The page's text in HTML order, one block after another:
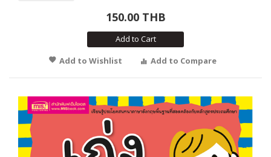
150.00 THB
Add to Cart
Add to Wishlist
Add to Compare